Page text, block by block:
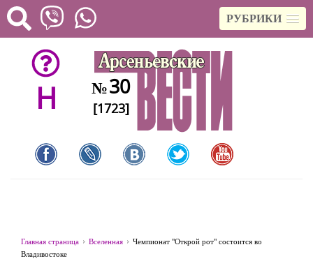
РУБРИКИ
H №30
[1723]
Главная страница Вселенная
Чемпионат "Открой рот" состоится во
Владивостоке